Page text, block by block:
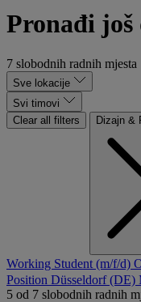
Pronađi još
7 slobodnih radnih mjesta
Sve lokacije
Svi timovi
Clear all filters
Dizajn &
Working Student (m/f/d)
Position Düsseldorf (DE)
5 od 7 slobodnih radnih